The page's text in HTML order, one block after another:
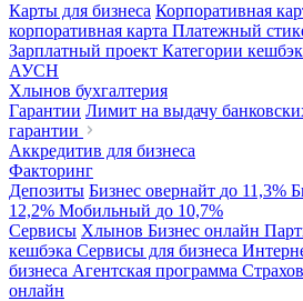
Карты для бизнеса Корпоративная
корпоративная карта Платежный
Зарплатный проект Категории
АУСН
Хлынов бухгалтерия
Гарантии Лимит на выдачу
гарантии
Аккредитив для бизнеса
Факторинг
Депозиты Бизнес овернайт до 11,3%
12,2% Мобильный до 10,7%
Сервисы Хлынов Бизнес онлайн
кешбэка Сервисы для бизнеса
бизнеса Агентская программа
онлайн